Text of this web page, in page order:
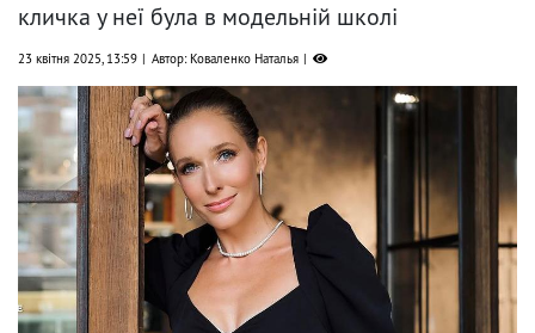
кличка у неї була в модельній школі
23 квітня 2025, 13:59 Автор: Коваленко Наталья